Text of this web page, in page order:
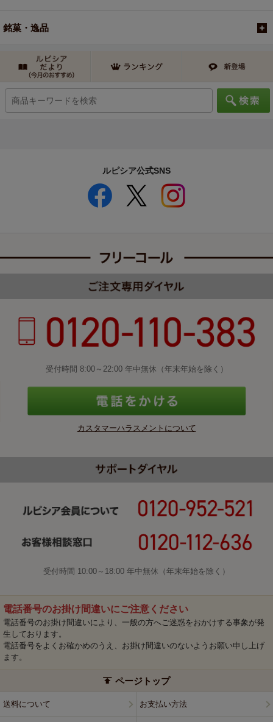
銘菓・逸品
ルピシア公式SNS
受付時間 8:00～22:00 年中無休（年末年始を除く）
カスタマーハラスメントについて
受付時間 10:00～18:00 年中無休（年末年始を除く）
電話番号のお掛け間違いにご注意ください
電話番号のお掛け間違いにより、一般の方へご迷惑をおかけする事象が発
生しております。
電話番号をよくお確かめのうえ、お掛け間違いのないようお願い申し上げ
ます。
ページトップ
送料について お支払い方法